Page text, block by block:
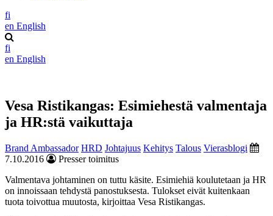
fi
en English
fi
en English
Vesa Ristikangas: Esimiehestä valmentaja
ja HR:stä vaikuttaja
Brand Ambassador HRD Johtajuus Kehitys Talous Vierasblogi
7.10.2016
Presser toimitus
Valmentava johtaminen on tuttu käsite. Esimiehiä koulutetaan ja HR
on innoissaan tehdystä panostuksesta. Tulokset eivät kuitenkaan
tuota toivottua muutosta, kirjoittaa Vesa Ristikangas.